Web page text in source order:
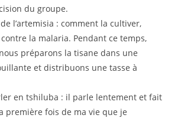
du groupe.
l’artemisia : comment la cultiver,
la malaria. Pendant ce temps,
préparons la tisane dans une
et distribuons une tasse à
en tshiluba : il parle lentement et fait
première fois de ma vie que je